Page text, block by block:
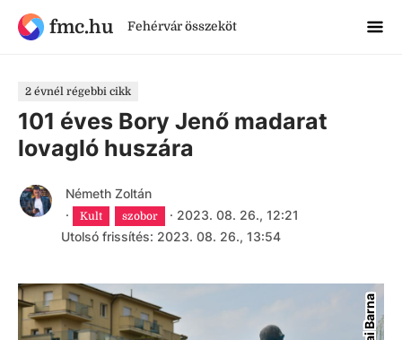
fmc.hu Fehérvár összeköt
2 évnél régebbi cikk
101 éves Bory Jenő madarat
lovagló huszára
Németh Zoltán
·
Kult szobor · 2023. 08. 26., 12:21
Utolsó frissítés: 2023. 08. 26., 13:54